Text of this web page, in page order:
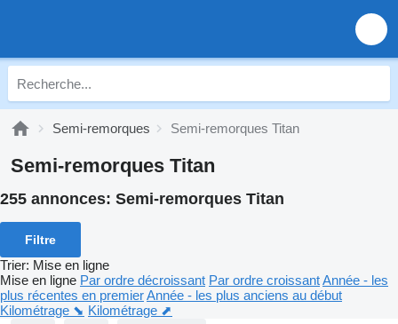
Semi-remorques Semi-remorques Titan
Semi-remorques Titan
255 annonces: Semi-remorques Titan
Filtre
Trier: Mise en ligne
Mise en ligne Par ordre décroissant Par ordre croissantAnnée - les
plus récentes en premierAnnée - les plus anciens au début
Kilométrage ⬊ Kilométrage ⬈